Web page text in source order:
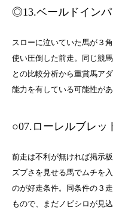
◎13.ベールドインパ
スローに泣いていた馬が３
使い圧倒した前走。同じ競
との比較分析から重賞馬ア
能力を有している可能性があ
○07.ローレルブレッ
前走は不利が無ければ掲示
ズブさを見せる馬でムチを
のが好走条件。同条件の３
もので、まだノビシロが見込